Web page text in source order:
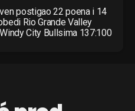
postigao 22 poena i 14
Rio Grande Valley
City Bullsima 137:100